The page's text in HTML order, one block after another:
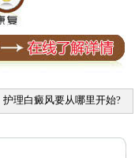
护理白癜风要从哪里开始?